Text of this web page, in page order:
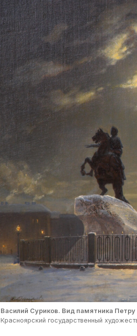
Василий Суриков. Вид памятника
Красноярский государственный